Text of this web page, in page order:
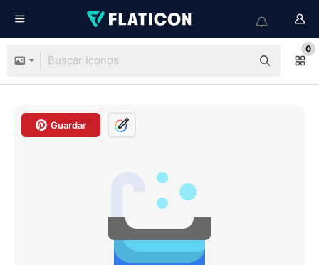
0
Guardar